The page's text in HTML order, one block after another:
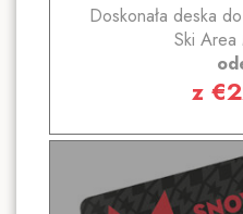
Doskonała deska
Ski Area
z €